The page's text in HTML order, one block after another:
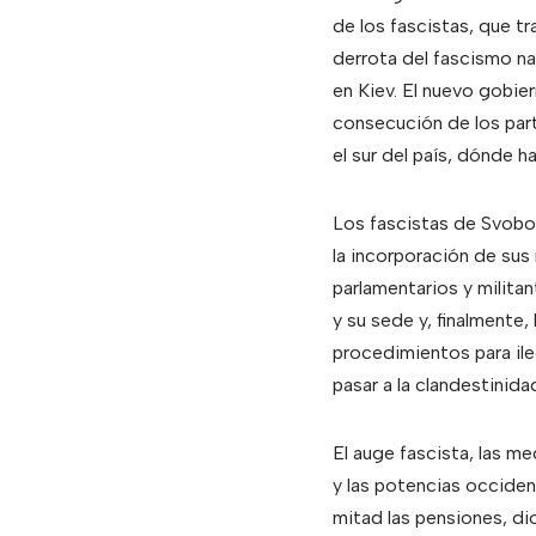
de los fascistas, que
derrota del fascismo
en Kiev. El nuevo
consecución de los
el sur del país, dónde
Los fascistas de
la incorporación de sus
parlamentarios y
y su sede y,
procedimientos para
pasar a la
El auge fascista, las
y las potencias
mitad las pensiones,